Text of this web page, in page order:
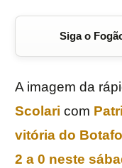
Siga o
A imagem da
Scolari com
vitória do
2 a 0 neste